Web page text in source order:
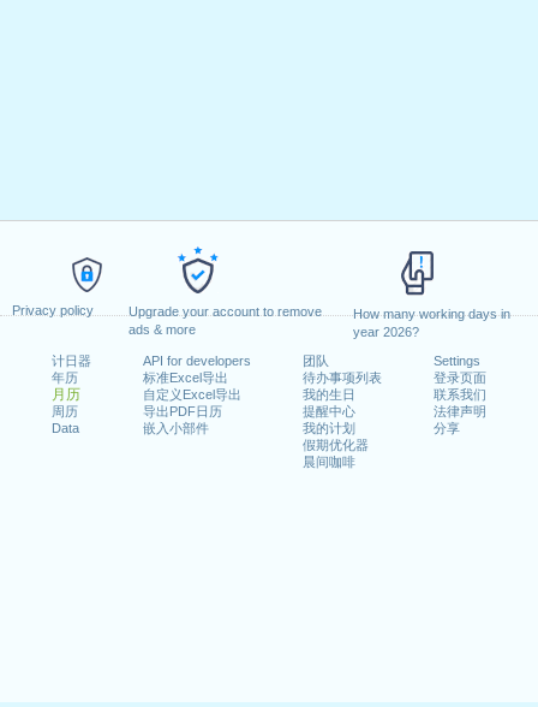
Privacy policy
Upgrade your account to remove
ads & more
How many working days in
year 2026?
计日器
年历
月历
周历
Data
API for developers
标准Excel导出
自定义Excel导出
导出PDF日历
嵌入小部件
团队
待办事项列表
我的生日
提醒中心
我的计划
假期优化器
晨间咖啡
Settings
登录页面
联系我们
法律声明
分享